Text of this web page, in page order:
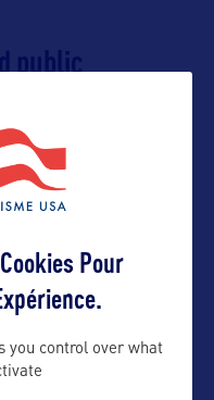
public
Pour
you control over what